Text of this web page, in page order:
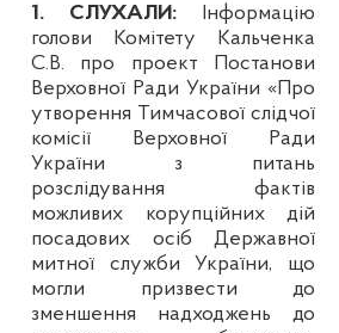
1. СЛУХАЛИ: Інформацію
голови Комітету Кальченка
С.В. про проект Постанови
Верховної Ради України «Про
утворення Тимчасової слідчої
комісії Верховної Ради
України з питань
розслідування фактів
можливих корупційних дій
посадових осіб Державної
митної служби України, що
могли призвести до
зменшення надходжень до